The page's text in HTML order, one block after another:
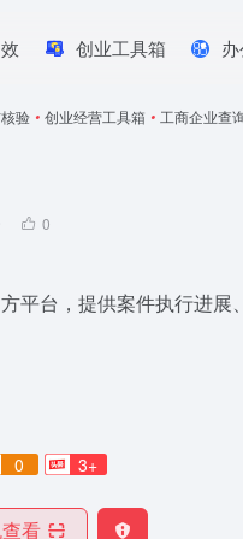
创业工具箱
验 • 创业经营工具箱 • 工商企业查
0
平台，提供案件执行进展
0 3+
看